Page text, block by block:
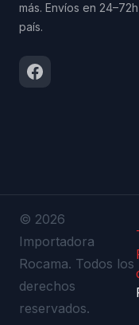
más. Envíos en
país.
© 2026
Importadora
Rocama. Todos los
derechos
reservados.